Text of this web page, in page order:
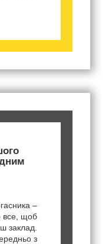
–
все, щоб
заклад.
з